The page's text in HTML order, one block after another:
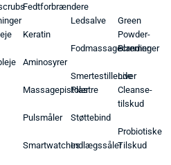
Fedtforbrændere
Keratin
Aminosyrer
Massagepistoler
Pulsmåler
Smartwatches
Ledsalve
Fodmassagecremer
Smertestillende
Plastre
Støttebind
Indlægssåler
Green
Powder-
Blandinger
Liver
Cleanse-
tilskud
Probiotiske
Tilskud